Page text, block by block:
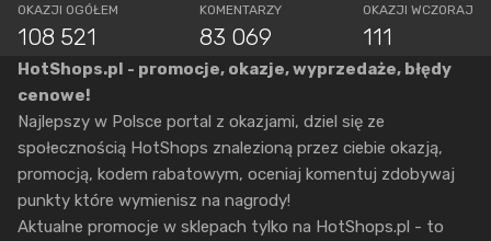
OKAZJI OGÓŁEM
108 521
KOMENTARZY
83 069
OKAZJI WCZORAJ
111
HotShops.pl - promocje, okazje, wyprzedaże, błędy
cenowe!
Najlepszy w Polsce portal z okazjami, dziel się ze
społecznością HotShops znalezioną przez ciebie okazją,
promocją, kodem rabatowym, oceniaj komentuj zdobywaj
punkty które wymienisz na nagrody!
Aktualne promocje w sklepach tylko na HotShops.pl - to